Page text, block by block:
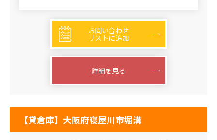
お問い合わせ
リストに追加
詳細を見る
【貸倉庫】大阪府寝屋川市堀溝